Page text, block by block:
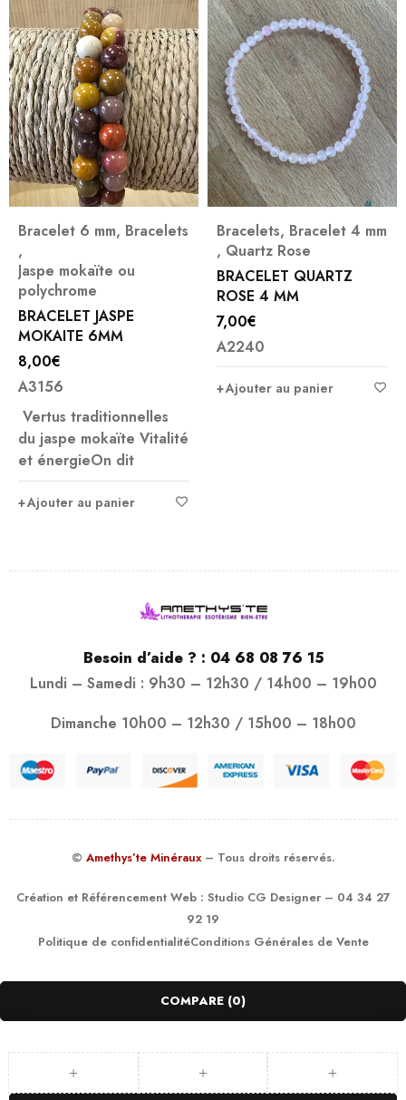
Bracelet 6 mm, Bracelets
,
Jaspe mokaïte ou
polychrome
BRACELET JASPE
MOKAITE 6MM
8,00€
A3156
Vertus traditionnelles
du jaspe mokaïte Vitalité
et énergieOn dit
Ajouter au panier
Bracelets, Bracelet 4 mm
, Quartz Rose
BRACELET QUARTZ
ROSE 4 MM
7,00€
A2240
Ajouter au panier
Besoin d’aide ? : 04 68 08 76 15
Lundi – Samedi : 9h30 – 12h30 / 14h00 – 19h00
Dimanche 10h00 – 12h30 / 15h00 – 18h00
© Amethys’te Minéraux – Tous droits réservés.
Création et Référencement Web : Studio CG Designer– 04 34 27
92 19
Politique de confidentialitéConditions Générales de Vente
COMPARE (0)